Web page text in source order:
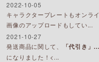
2022-10-05
キャラクタープレートもオンラ
画像のアップロードもしてい...
2021-10-27
発送商品に関して、
「代引き」
になりました！<...